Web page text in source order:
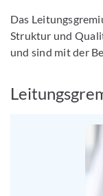
Das
Struktur und
und sind mit der